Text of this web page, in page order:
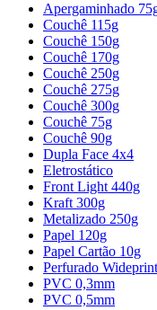
Apergaminhado
Couchê 115g
Couchê 150g
Couchê 170g
Couchê 250g
Couchê 275g
Couchê 300g
Couchê 75g
Couchê 90g
Dupla Face 4x4
Eletrostático
Front Light 440g
Kraft 300g
Metalizado 250g
Papel 120g
Papel Cartão 10g
Perfurado
PVC 0,3mm
PVC 0,5mm